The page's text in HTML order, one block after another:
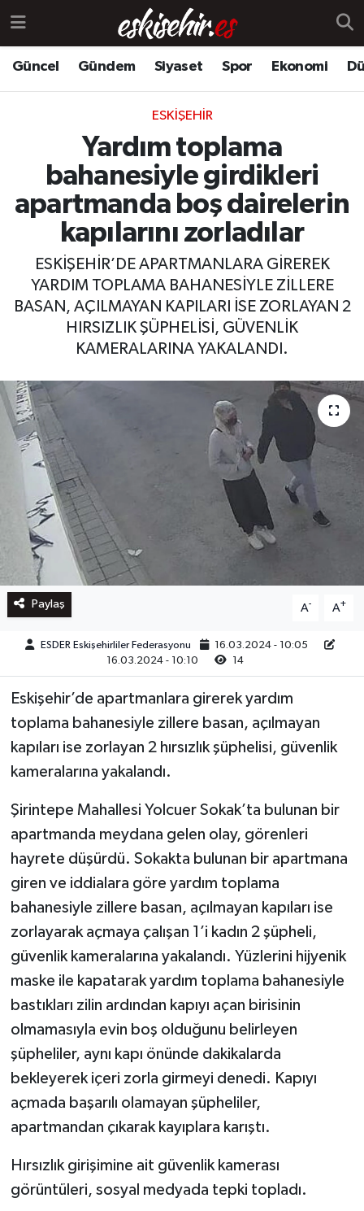
Güncel Gündem Siyaset Spor Ekonomi
ESKIŞEHIR
Yardım toplama
bahanesiyle girdikleri
apartmanda boş dairelerin
kapılarını zorladılar
ESKİŞEHİR’DE APARTMANLARA GİREREK
YARDIM TOPLAMA BAHANESİYLE ZİLLERE
BASAN, AÇILMAYAN KAPILARI İSE ZORLAYAN 2
HIRSIZLIK ŞÜPHELİSİ, GÜVENLİK
KAMERALARINA YAKALANDI.
Paylaş A- A+
ESDER Eskişehirliler Federasyonu
16.03.2024 - 10:05
16.03.2024 - 10:10
14
Eskişehir’de apartmanlara girerek yardım
toplama bahanesiyle zillere basan, açılmayan
kapıları ise zorlayan 2 hırsızlık şüphelisi, güvenlik
kameralarına yakalandı.
Şirintepe Mahallesi Yolcuer Sokak’ta bulunan bir
apartmanda meydana gelen olay, görenleri
hayrete düşürdü. Sokakta bulunan bir apartmana
giren ve iddialara göre yardım toplama
bahanesiyle zillere basan, açılmayan kapıları ise
zorlayarak açmaya çalışan 1’i kadın 2 şüpheli,
güvenlik kameralarına yakalandı. Yüzlerini hijyenik
maske ile kapatarak yardım toplama bahanesiyle
bastıkları zilin ardından kapıyı açan birisinin
olmamasıyla evin boş olduğunu belirleyen
şüpheliler, aynı kapı önünde dakikalarda
bekleyerek içeri zorla girmeyi denedi. Kapıyı
açmada başarılı olamayan şüpheliler,
apartmandan çıkarak kayıplara karıştı.
Hırsızlık girişimine ait güvenlik kamerası
görüntüleri, sosyal medyada tepki topladı.